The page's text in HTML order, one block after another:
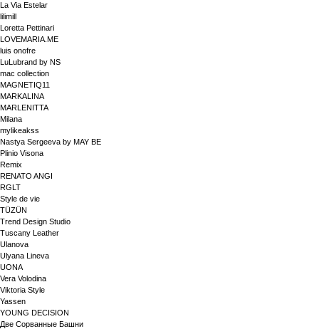
La Via Estelar
lilimill
Loretta Pettinari
LOVEMARIA.ME
luis onofre
LuLubrand by NS
mac collection
MAGNETIQ11
MARKALINA
MARLENITTA
Milana
mylikeakss
Nastya Sergeeva by MAY BE
Plinio Visona
Remix
RENATO ANGI
RGLT
Style de vie
TÜZÜN
Trend Design Studio
Tuscany Leather
Ulanova
Ulyana Lineva
UONA
Vera Volodina
Viktoria Style
Yassen
YOUNG DECISION
Две Сорванные Башни